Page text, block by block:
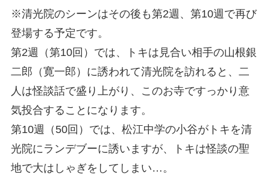
※清光院のシーンはその後も第2週、第10週で再び
登場する予定です。
第2週（第10回）では、トキは見合い相手の山根銀
二郎（寛一郎）に誘われて清光院を訪れると、二
人は怪談話で盛り上がり、このお寺ですっかり意
気投合することになります。
第10週（50回）では、松江中学の小谷がトキを清
光院にランデブーに誘いますが、トキは怪談の聖
地で大はしゃぎをしてしまい…。